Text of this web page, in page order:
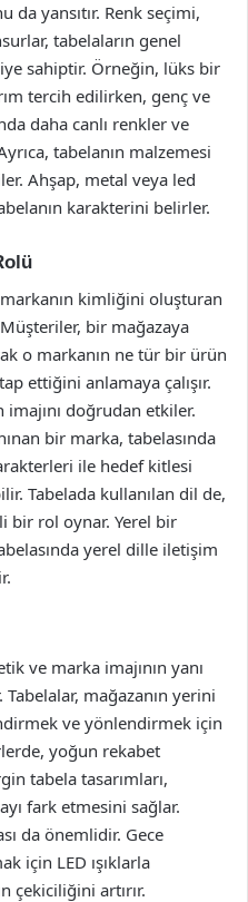
da yansıtır. Renk seçimi,
tabelaların genel
sahiptir. Örneğin, lüks bir
tercih edilirken, genç ve
daha canlı renkler ve
tabelanın malzemesi
Ahşap, metal veya led
karakterini belirler.
kimliğini oluşturan
bir mağazaya
o markanın ne tür bir ürün
ettiğini anlamaya çalışır.
imajını doğrudan etkiler.
bir marka, tabelasında
ile hedef kitlesi
Tabelada kullanılan dil de,
bir rol oynar. Yerel bir
yerel dille iletişim
ve marka imajının yanı
mağazanın yerini
ve yönlendirmek için
yoğun rekabet
tabela tasarımları,
fark etmesini sağlar.
da önemlidir. Gece
için LED ışıklarla
çekiciliğini artırır.